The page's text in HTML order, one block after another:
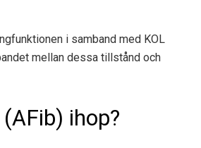
i samband med KOL
mellan dessa tillstånd och
ihop?